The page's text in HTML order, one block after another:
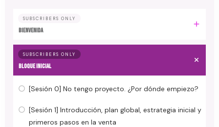
SUBSCRIBERS ONLY
BIENVENIDA
SUBSCRIBERS ONLY
BLOQUE INICIAL
[Sesión 0] No tengo proyecto. ¿Por dónde empiezo?
[Sesión 1] Introducción, plan global, estrategia inicial y
primeros pasos en la venta